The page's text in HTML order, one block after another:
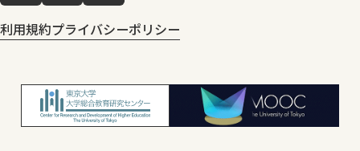
利用規約プライバシーポリシー